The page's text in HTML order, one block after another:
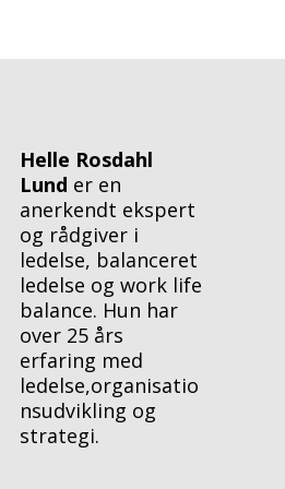
Helle Rosdahl
Lund er en
anerkendt ekspert
og rådgiver i
ledelse, balanceret
ledelse og work life
balance. Hun har
over 25 års
erfaring med
ledelse,organisatio
nsudvikling og
strategi.